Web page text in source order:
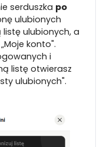
serduszka po
ulubionych
ulubionych, a
konto".
i
listę otwierasz
ulubionych".